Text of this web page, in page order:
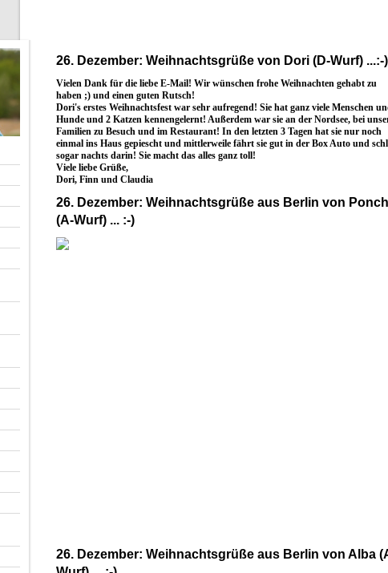
26. Dezember: Weihnachtsgrüße von Dori (D-Wurf) ...:-)
Vielen Dank für die liebe E-Mail! Wir wünschen frohe Weihnachten gehabt zu
haben ;) und einen guten Rutsch!
Dori's erstes Weihnachtsfest war sehr aufregend! Sie hat ganz viele Menschen
Hunde und 2 Katzen kennengelernt! Außerdem war sie an der Nordsee, bei
Familien zu Besuch und im Restaurant! In den letzten 3 Tagen hat sie nur noch
einmal ins Haus gepiescht und mittlerweile fährt sie gut in der Box Auto und
sogar nachts darin! Sie macht das alles ganz toll!
Viele liebe Grüße,
Dori, Finn und Claudia
26. Dezember: Weihnachtsgrüße aus Berlin von
(A-Wurf) ... :-)
26. Dezember: Weihnachtsgrüße aus Berlin von Alba